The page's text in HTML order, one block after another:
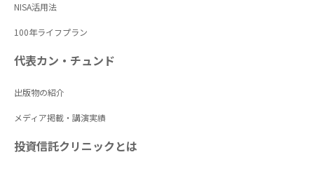
NISA活用法
100年ライフプラン
代表カン・チュンド
出版物の紹介
メディア掲載・講演実績
投資信託クリニックとは